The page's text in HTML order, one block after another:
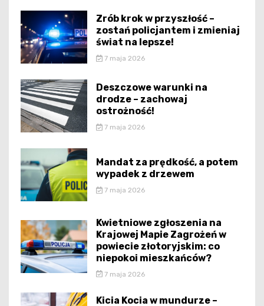
Zrób krok w przyszłość –
zostań policjantem i zmieniaj
świat na lepsze!
7 maja 2026
Deszczowe warunki na
drodze – zachowaj
ostrożność!
7 maja 2026
Mandat za prędkość, a potem
wypadek z drzewem
7 maja 2026
Kwietniowe zgłoszenia na
Krajowej Mapie Zagrożeń w
powiecie złotoryjskim: co
niepokoi mieszkańców?
7 maja 2026
Kicia Kocia w mundurze –